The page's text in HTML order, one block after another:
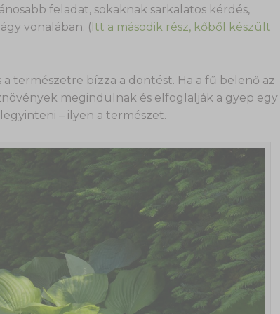
feladat, sokaknak sarkalatos kérdés,
vonalában. (Itt a második rész, kőből készült
a természetre bízza a döntést. Ha a fű belenő az
megindulnak és elfoglalják a gyep egy
– ilyen a természet.